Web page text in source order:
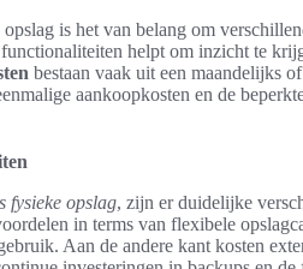
is het van belang om
helpt om inzicht te
bestaan vaak uit een maandelijks
aankoopkosten en de
fysieke opslag, zijn er duidelijke
in terms van flexibele
Aan de andere kant kosten